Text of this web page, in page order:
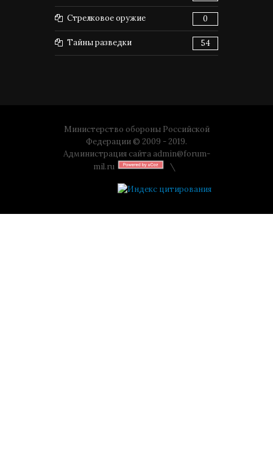
Стрелковое оружие 0
Тайны разведки 54
Министерство обороны Российской
Федерации © 2009 - 2019.
Администрация сайта admin@forum-
mil.ru